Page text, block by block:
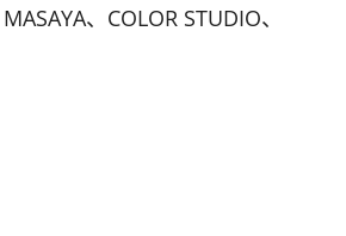
、COLOR STUDIO、